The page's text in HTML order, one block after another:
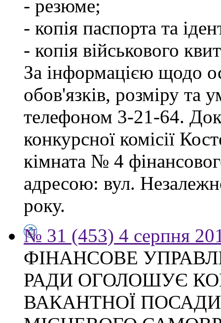
- резюме;
- копія паспорта та
- копія військового
За інформацією щодо
обов'язків, розміру та
телефоном 3-21-64.
конкурсної комісії
кімната № 4
адресою: вул.
року.
№ 31 (453) 4 серпня
ФІНАНСОВЕ
РАДИ ОГОЛОШУЄ
ВАКАНТНОЇ